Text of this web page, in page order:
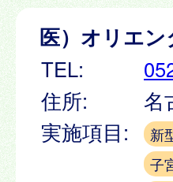
医）オリエ
TEL:
住所:
名
実施項目:
新
子